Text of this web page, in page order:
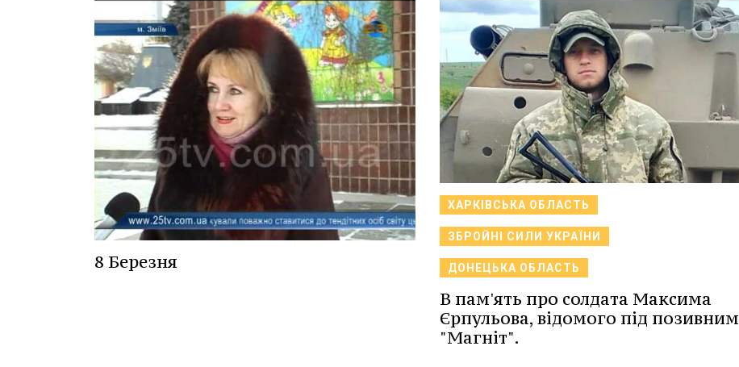
8 Березня
ХАРКІВСЬКА ОБЛАСТЬ
ЗБРОЙНІ СИЛИ УКРАЇНИ
ДОНЕЦЬКА ОБЛАСТЬ
В пам'ять про солдата Максима
Єрпульова, відомого під позивним
"Магніт".